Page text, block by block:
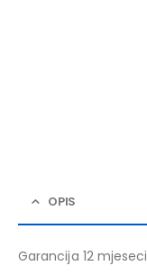
OPIS
Garancija 12 mjeseci